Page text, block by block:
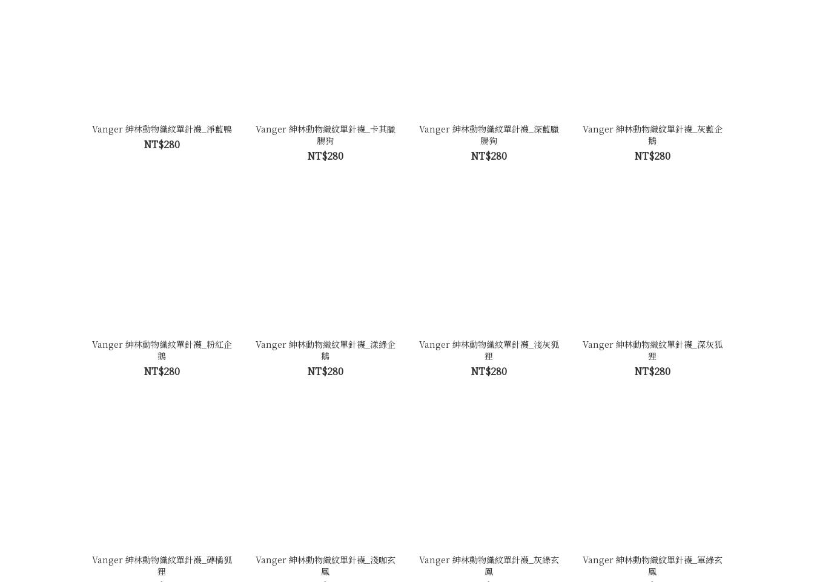
Vanger 紳林動物織紋單針襪_淨藍鴨
NT$280
Vanger 紳林動物織紋單針襪_卡其臘
腸狗
NT$280
Vanger 紳林動物織紋單針襪_深藍臘
腸狗
NT$280
Vanger 紳林動物織紋單針襪_灰藍企
鵝
NT$280
Vanger 紳林動物織紋單針襪_粉紅企
鵝
NT$280
Vanger 紳林動物織紋單針襪_漾綠企
鵝
NT$280
Vanger 紳林動物織紋單針襪_淺灰狐
狸
NT$280
Vanger 紳林動物織紋單針襪_深灰狐
狸
NT$280
Vanger 紳林動物織紋單針襪_磚橘狐
狸
Vanger 紳林動物織紋單針襪_淺咖玄
鳳
Vanger 紳林動物織紋單針襪_灰綠玄
鳳
Vanger 紳林動物織紋單針襪_軍綠玄
鳳